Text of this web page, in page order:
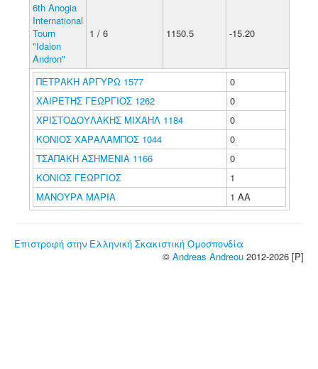
6th Anogia
International
Tourn
"Idaion
Andron"
1 / 6 1150.5 -15.20
ΠΕΤΡΑΚΗ ΑΡΓΥΡΩ 1577
0
ΧΑΙΡΕΤΗΣ ΓΕΩΡΓΙΟΣ 1262
0
ΧΡΙΣΤΟΔΟΥΛΑΚΗΣ ΜΙΧΑΗΛ 1184
0
ΚΟΝΙΟΣ ΧΑΡΑΛΑΜΠΟΣ 1044
0
ΤΣΑΠΑΚΗ ΑΣΗΜΕΝΙΑ 1166
0
ΚΟΝΙΟΣ ΓΕΩΡΓΙΟΣ
1
ΜΑΝΟΥΡΑ ΜΑΡΙΑ
1 ΑΑ
Επιστροφή στην Ελληνική Σκακιστική Ομοσπονδία
© Andreas Andreou 2012-2026 [P]